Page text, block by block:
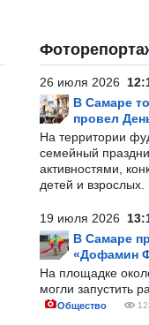
26 июля 2026
В Самаре
провел
На территории
семейный
активностями,
детей и взрослых.
19 июля 2026
В Самаре
«Дофамин
На площадке
могли запустить
Общество